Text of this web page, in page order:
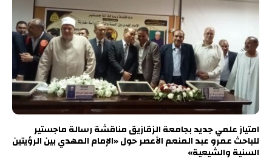
امتياز علمي جديد بجامعة الزقازيق مناقشة رسالة ماجستير
للباحث عمرو عبد المنعم الأعصر حول «الإمام المهدي بين الرؤيتين
السنية والشيعية»